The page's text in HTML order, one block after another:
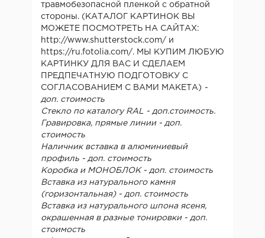
травмобезопасной пленкой с обратной
стороны. (КАТАЛОГ КАРТИНОК ВЫ
МОЖЕТЕ ПОСМОТРЕТЬ НА САЙТАХ:
http://www.shutterstock.com/ и
https://ru.fotolia.com/. МЫ КУПИМ ЛЮБУЮ
КАРТИНКУ ДЛЯ ВАС И СДЕЛАЕМ
ПРЕДПЕЧАТНУЮ ПОДГОТОВКУ С
СОГЛАСОВАНИЕМ С ВАМИ МАКЕТА) -
доп. стоимость
Стекло по каталогу RAL
- доп.стоимость.
Гравировка, прямые линии - доп.
стоимость
Наличник вставка в алюминиевый
профиль - доп. стоимость
Коробка и МОНОБЛОК - доп. стоимость
Вставка из натурального камня
(горизонтальная) - доп. стоимость
Вставка из натурального шпона ясеня,
окрашенная в разные тонировки - доп.
стоимость